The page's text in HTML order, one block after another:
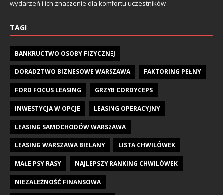
wydarzeń i ich znaczenie dla komfortu uczestników
TAGI
BANKRUCTWO OSOBY FIZYCZNEJ
DORADZTWO BIZNESOWE WARSZAWA FAKTORING PEŁNY
FORD FOCUS LEASING GRZYB CORDYCEPS
INWESTYCJA W OPCJE LEASING OPERACYJNY
LEASING SAMOCHODÓW WARSZAWA
LEASING WARSZAWA BIELANY LISTA CHWILÓWEK
MAŁE PSY RASY NAJLEPSZY RANKING CHWILÓWEK
NIEZALEŻNOŚĆ FINANSOWA